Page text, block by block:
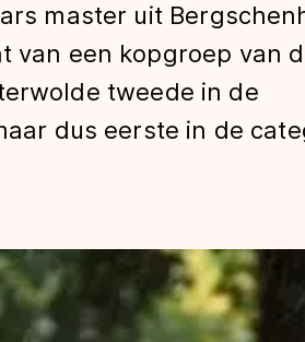
master uit
van een kopgroep van
tweede in de
dus eerste in de